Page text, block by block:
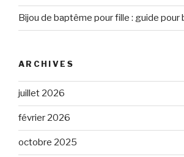
Bijou de baptême pour fille : guide pour
ARCHIVES
juillet 2026
février 2026
octobre 2025